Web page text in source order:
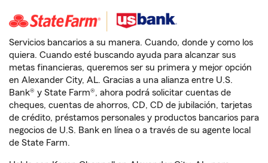
Servicios bancarios a su manera. Cuando, donde y como los
quiera. Cuando esté buscando ayuda para alcanzar sus
metas financieras, queremos ser su primera y mejor opción
en Alexander City, AL. Gracias a una alianza entre U.S.
Bank® y State Farm®, ahora podrá solicitar cuentas de
cheques, cuentas de ahorros, CD, CD de jubilación, tarjetas
de crédito, préstamos personales y productos bancarios para
negocios de U.S. Bank en línea o a través de su agente local
de State Farm.